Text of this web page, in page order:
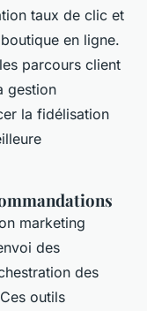
taux de clic et
en ligne.
parcours client
gestion
la fidélisation
marketing
des
des
outils